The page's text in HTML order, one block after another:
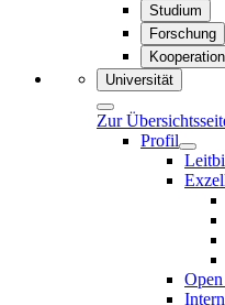
Studium
Forschung
Universität
Zur
Profil